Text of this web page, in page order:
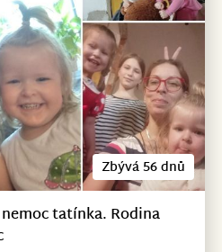
Zbývá 56 dnů
tatínka. Rodina